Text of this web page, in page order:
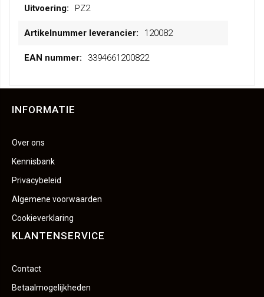
PZ2
120082
3394661200822
INFORMATIE
Over ons
Kennisbank
Privacybeleid
Algemene voorwaarden
Cookieverklaring
KLANTENSERVICE
Contact
Betaalmogelijkheden